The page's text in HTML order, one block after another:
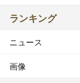
ランキング
ニュース
画像